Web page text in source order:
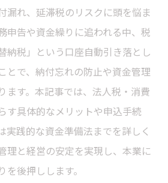
漏れ、延滞税のリスクに頭を悩ま
申告や資金繰りに追われる中、税
納税」という口座自動引き落とし
とで、納付忘れの防止や資金管理
ます。本記事では、法人税・消費
す具体的なメリットや申込手続
実践的な資金準備法までを詳しく
理と経営の安定を実現し、本業に
後押しします。